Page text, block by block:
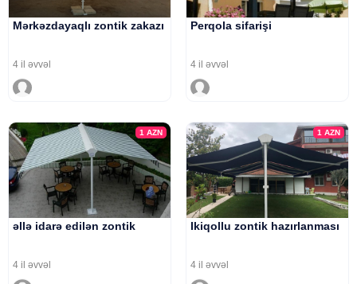
Mərkəzdayaqlı zontik zakazı
4 il əvvəl
Perqola sifarişi
4 il əvvəl
1AZN
əllə idarə edilən zontik
4 il əvvəl
1 AZN
Ikiqollu zontik hazırlanması
4 il əvvəl